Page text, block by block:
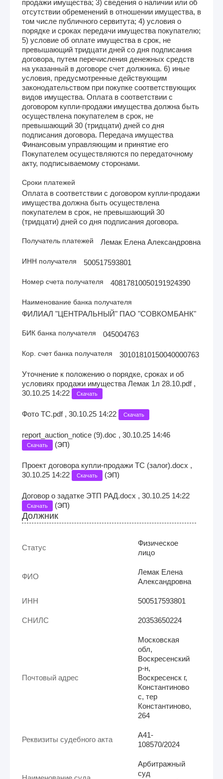
продажи имущества; 3) сведения о наличии или об
отсутствии обременений в отношении имущества, в
том числе публичного сервитута; 4) условия о
порядке и сроках передачи имущества покупателю;
5) условие об оплате имущества в срок, не
превышающий тридцати дней со дня подписания
договора, путем перечисления денежных средств
на указанный в договоре счет должника. 6) иные
условия, предусмотренные действующим
законодательством при покупке соответствующих
видов имущества. Оплата в соответствии с
договором купли-продажи имущества должна быть
осуществлена покупателем в срок, не
превышающий 30 (тридцати) дней со дня
подписания договора. Передача имущества
Финансовым управляющим и принятие его
Покупателем осуществляются по передаточному
акту, подписываемому сторонами.
Сроки платежей
Оплата в соответствии с договором купли-продажи
имущества должна быть осуществлена
покупателем в срок, не превышающий 30
(тридцати) дней со дня подписания договора.
Получатель платежей Лемак Елена Александровна
ИНН получателя 500517593801
Номер счета получателя 40817810050191924390
Наименование банка получателя
ФИЛИАЛ "ЦЕНТРАЛЬНЫЙ" ПАО "СОВКОМБАНК"
БИК банка получателя 045004763
Кор. счет банка получателя 30101810150040000763
Уточнение к положению о порядке, сроках и об
условиях продажи имущества Лемак 1л 28.10.pdf ,
30.10.25 14:22
Скачать
Фото ТС.pdf , 30.10.25 14:22 Скачать
report_auction_notice (9).doc , 30.10.25 14:46
Скачать (ЭП)
Проект договора купли-продажи ТС (залог).docx ,
30.10.25 14:22
Скачать (ЭП)
Договор о задатке ЭТП РАД.docx , 30.10.25 14:22
Скачать (ЭП)
Должник
Статус
Физическое
лицо
ФИО
Лемак Елена
Александровна
ИНН 500517593801
СНИЛС 20353650224
Почтовый адрес
Московская
обл,
Воскресенский
р-н,
Воскресенск г,
Константиново
с, тер
Константиново,
264
Реквизиты судебного акта
А41-
108570/2024
Арбитражный
суд